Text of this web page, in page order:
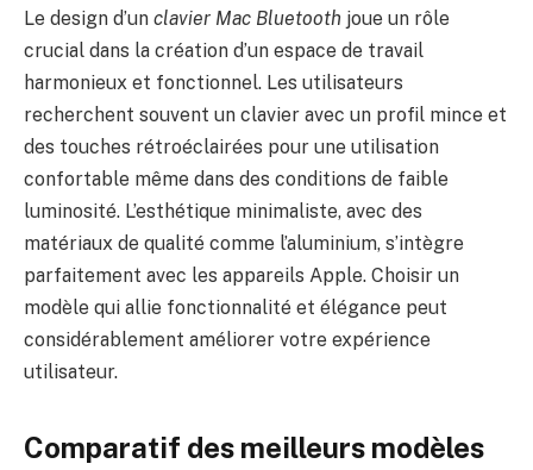
Le design d’un clavier Mac Bluetooth joue un rôle
crucial dans la création d’un espace de travail
harmonieux et fonctionnel. Les utilisateurs
recherchent souvent un clavier avec un profil mince et
des touches rétroéclairées pour une utilisation
confortable même dans des conditions de faible
luminosité. L’esthétique minimaliste, avec des
matériaux de qualité comme l’aluminium, s’intègre
parfaitement avec les appareils Apple. Choisir un
modèle qui allie fonctionnalité et élégance peut
considérablement améliorer votre expérience
utilisateur.
Comparatif des meilleurs modèles